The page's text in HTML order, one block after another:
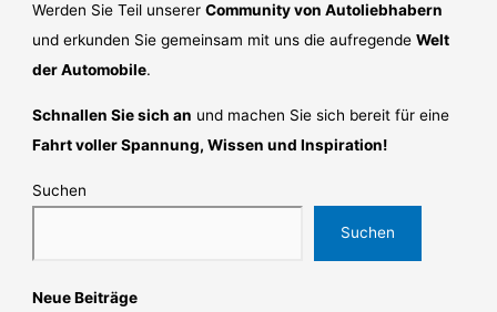
Werden Sie Teil unsererCommunity von Autoliebhabern
und erkunden Sie gemeinsam mit uns die aufregendeWelt
der Automobile.
Schnallen Sie sich an und machen Sie sich bereit für eine
Fahrt voller Spannung, Wissen und Inspiration!
Suchen
Suchen
Neue Beiträge